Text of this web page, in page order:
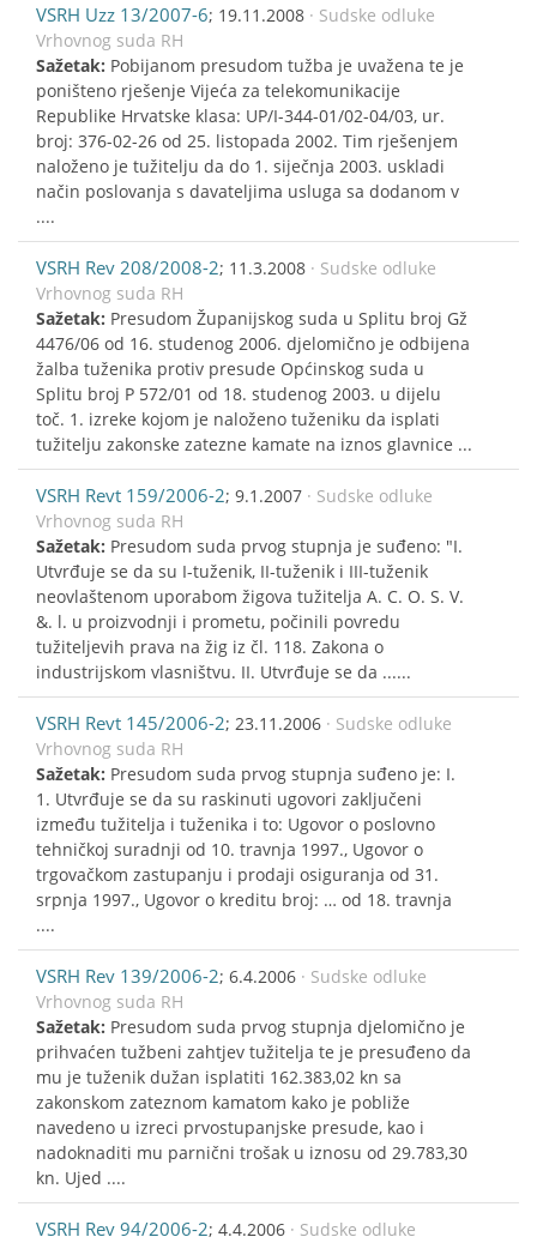
VSRH Uzz 13/2007-6; 19.11.2008 · Sudske odluke
Vrhovnog suda RH
Sažetak: Pobijanom presudom tužba je uvažena te je
poništeno rješenje Vijeća za telekomunikacije
Republike Hrvatske klasa: UP/I-344-01/02-04/03, ur.
broj: 376-02-26 od 25. listopada 2002. Tim rješenjem
naloženo je tužitelju da do 1. siječnja 2003. uskladi
način poslovanja s davateljima usluga sa dodanom v
....
VSRH Rev 208/2008-2; 11.3.2008 · Sudske odluke
Vrhovnog suda RH
Sažetak: Presudom Županijskog suda u Splitu broj Gž
4476/06 od 16. studenog 2006. djelomično je odbijena
žalba tuženika protiv presude Općinskog suda u
Splitu broj P 572/01 od 18. studenog 2003. u dijelu
toč. 1. izreke kojom je naloženo tuženiku da isplati
tužitelju zakonske zatezne kamate na iznos glavnice ...
VSRH Revt 159/2006-2; 9.1.2007 · Sudske odluke
Vrhovnog suda RH
Sažetak: Presudom suda prvog stupnja je suđeno: "I.
Utvrđuje se da su I-tuženik, II-tuženik i III-tuženik
neovlaštenom uporabom žigova tužitelja A. C. O. S. V.
&. l. u proizvodnji i prometu, počinili povredu
tužiteljevih prava na žig iz čl. 118. Zakona o
industrijskom vlasništvu. II. Utvrđuje se da ......
VSRH Revt 145/2006-2; 23.11.2006 · Sudske odluke
Vrhovnog suda RH
Sažetak: Presudom suda prvog stupnja suđeno je: I.
1. Utvrđuje se da su raskinuti ugovori zaključeni
između tužitelja i tuženika i to: Ugovor o poslovno
tehničkoj suradnji od 10. travnja 1997., Ugovor o
trgovačkom zastupanju i prodaji osiguranja od 31.
srpnja 1997., Ugovor o kreditu broj: … od 18. travnja
....
VSRH Rev 139/2006-2; 6.4.2006 · Sudske odluke
Vrhovnog suda RH
Sažetak: Presudom suda prvog stupnja djelomično je
prihvaćen tužbeni zahtjev tužitelja te je presuđeno da
mu je tuženik dužan isplatiti 162.383,02 kn sa
zakonskom zateznom kamatom kako je pobliže
navedeno u izreci prvostupanjske presude, kao i
nadoknaditi mu parnični trošak u iznosu od 29.783,30
kn. Ujed ....
VSRH Rev 94/2006-2; 4.4.2006 · Sudske odluke